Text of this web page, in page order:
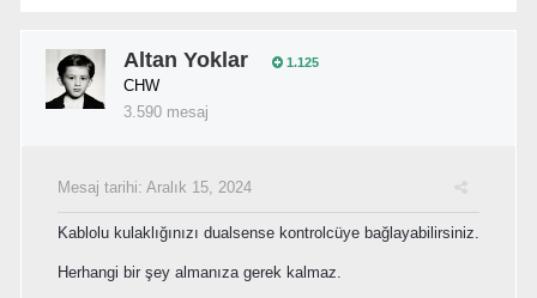
Altan Yoklar 1.125
CHW
3.590 mesaj
Mesaj tarihi: Aralık 15, 2024
Kablolu kulaklığınızı dualsense kontrolcüye bağlayabilirsiniz.
Herhangi bir şey almanıza gerek kalmaz.